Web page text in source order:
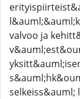
valvoo ja
selkeiss&auml;